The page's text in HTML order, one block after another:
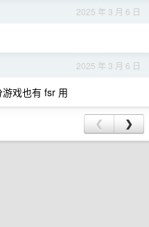
2025 年 3 月 6 日
2025 年 3 月 6 日
戏也有 fsr 用
❮ ❯